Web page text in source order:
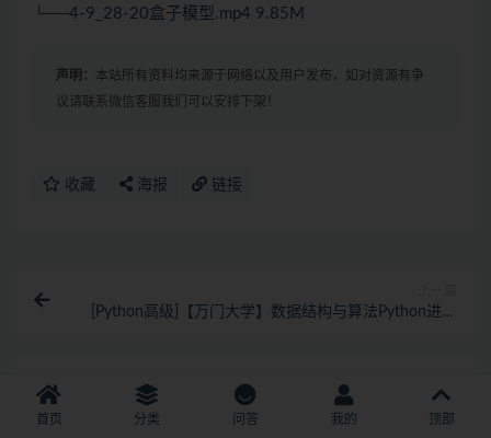
└──4-9_28-20盒子模型.mp4 9.85M
声明： 本站所有资料均来源于网络以及用户发布，如对资源有争
议请联系微信客服我们可以安排下架！
收藏 海报 链接
[Python高级]【万门大学】数据结构与算法Python进阶
下一篇
奇牛学院C/C++从入门到就业二期（完结）
首页 分类 问答 我的 顶部